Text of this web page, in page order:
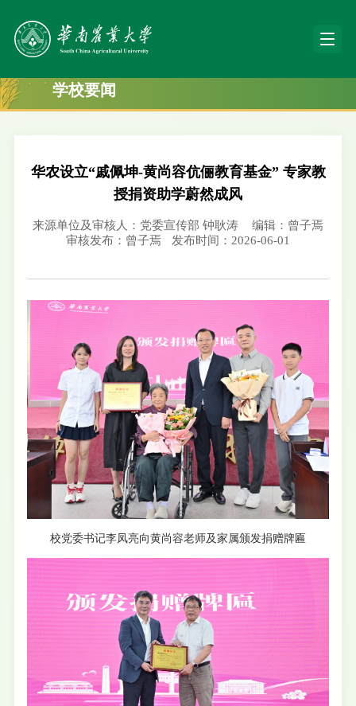
学校要闻
华农设立“戚佩坤-黄尚容伉俪教育基金” 专家教
授捐资助学蔚然成风
来源单位及审核人：党委宣传部 钟耿涛
编辑：曾子焉
审核发布：曾子焉
发布时间：2026-06-01
校党委书记李凤亮向黄尚容老师及家属颁发捐赠牌匾